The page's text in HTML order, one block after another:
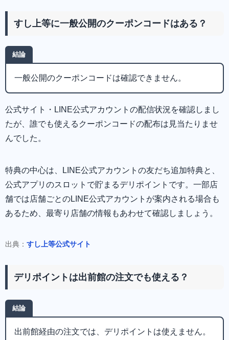
すし上等に一般公開のクーポンコードはある？
結論
一般公開のクーポンコードは確認できません。
公式サイト・LINE公式アカウントの配信状況を確認しまし
たが、誰でも使えるクーポンコードの配布は見当たりませ
んでした。
特典の中心は、LINE公式アカウントの友だち追加特典と、
公式アプリのスロットで貯まるデリポイントです。一部店
舗では店舗ごとのLINE公式アカウントが案内される場合も
あるため、最寄り店舗の情報もあわせて確認しましょう。
出典： すし上等公式サイト
デリポイントは出前館の注文でも使える？
結論
出前館経由の注文では、デリポイントは使えません。